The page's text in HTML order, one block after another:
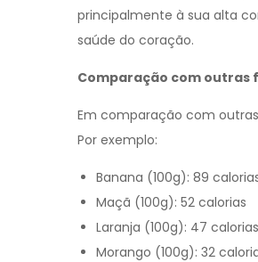
principalmente à sua alta
saúde do coração.
Comparação com outras
Em comparação com
Por exemplo:
Banana (100g): 89
Maçã (100g): 52 calorias
Laranja (100g): 47 calorias
Morango (100g): 32